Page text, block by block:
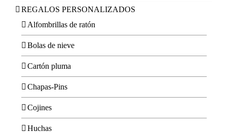
REGALOS PERSONALIZADOS
Alfombrillas de ratón
Bolas de nieve
Cartón pluma
Chapas-Pins
Cojines
Huchas